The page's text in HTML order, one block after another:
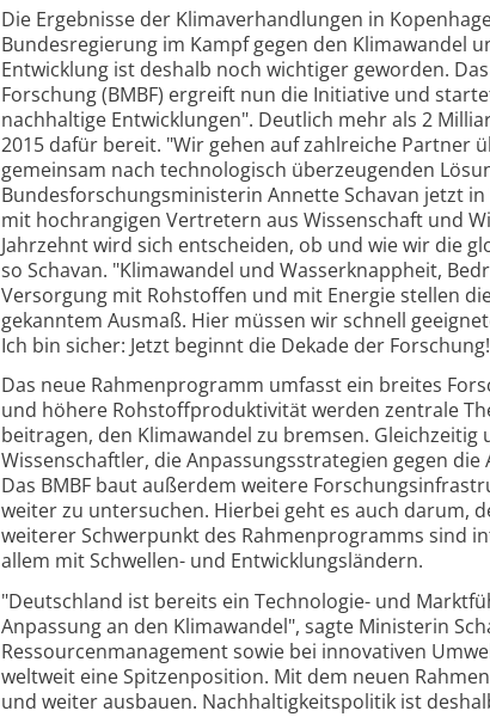
Die Ergebnisse der Klimaverhandlungen in
Bundesregierung im Kampf gegen den Klimawandel
Entwicklung ist deshalb noch wichtiger geworden.
Forschung (BMBF) ergreift nun die Initiative und
nachhaltige Entwicklungen". Deutlich mehr als 2
2015 dafür bereit. "Wir gehen auf zahlreiche Partner
gemeinsam nach technologisch überzeugenden
Bundesforschungsministerin Annette Schavan jetzt
mit hochrangigen Vertretern aus Wissenschaft und
Jahrzehnt wird sich entscheiden, ob und wie wir die
so Schavan. "Klimawandel und Wasserknappheit,
Versorgung mit Rohstoffen und mit Energie stellen
gekanntem Ausmaß. Hier müssen wir schnell
Ich bin sicher: Jetzt beginnt die Dekade der
Das neue Rahmenprogramm umfasst ein breites
und höhere Rohstoffproduktivität werden zentrale
beitragen, den Klimawandel zu bremsen.
Wissenschaftler, die Anpassungsstrategien gegen
Das BMBF baut außerdem weitere
weiter zu untersuchen. Hierbei geht es auch darum,
weiterer Schwerpunkt des Rahmenprogramms sind
allem mit Schwellen- und Entwicklungsländern.
"Deutschland ist bereits ein Technologie- und
Anpassung an den Klimawandel", sagte Ministerin
Ressourcenmanagement sowie bei innovativen
weltweit eine Spitzenposition. Mit dem neuen
und weiter ausbauen. Nachhaltigkeitspolitik ist